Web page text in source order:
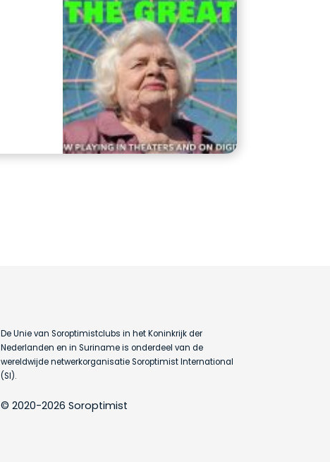
De Unie van Soroptimistclubs in het Koninkrijk der
Nederlanden en in Suriname is onderdeel van de
wereldwijde netwerkorganisatie Soroptimist International
(SI).
© 2020-2026 Soroptimist